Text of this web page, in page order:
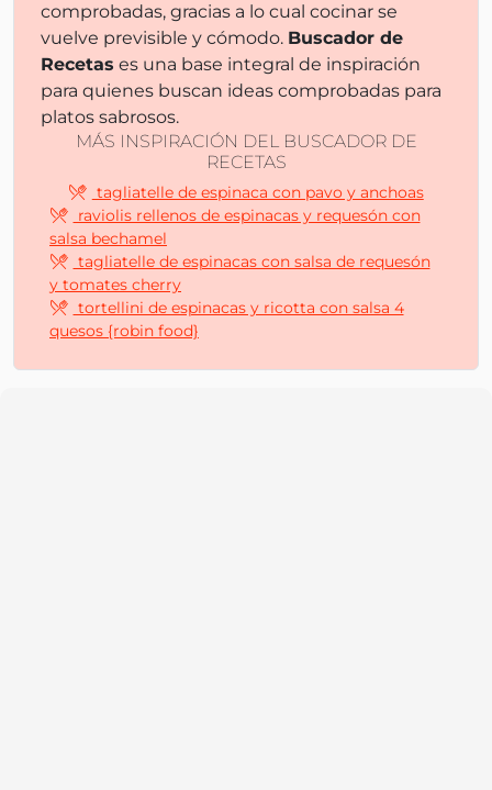
comprobadas, gracias a lo cual cocinar se
vuelve previsible y cómodo. Buscador de
Recetas es una base integral de inspiración
para quienes buscan ideas comprobadas para
platos sabrosos.
MÁS INSPIRACIÓN DEL BUSCADOR DE
RECETAS
tagliatelle de espinaca con pavo y anchoas
raviolis rellenos de espinacas y requesón con
salsa bechamel
tagliatelle de espinacas con salsa de requesón
y tomates cherry
tortellini de espinacas y ricotta con salsa 4
quesos {robin food}